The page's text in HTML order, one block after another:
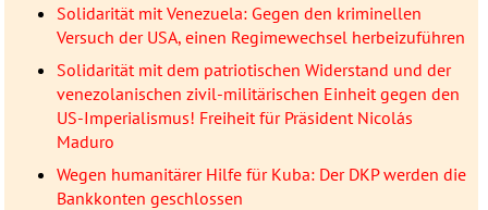
Solidarität mit Venezuela: Gegen den kriminellen
Versuch der USA, einen Regimewechsel herbeizuführen
Solidarität mit dem patriotischen Widerstand und der
venezolanischen zivil-militärischen Einheit gegen den
US-Imperialismus! Freiheit für Präsident Nicolás
Maduro
Wegen humanitärer Hilfe für Kuba: Der DKP werden die
Bankkonten geschlossen